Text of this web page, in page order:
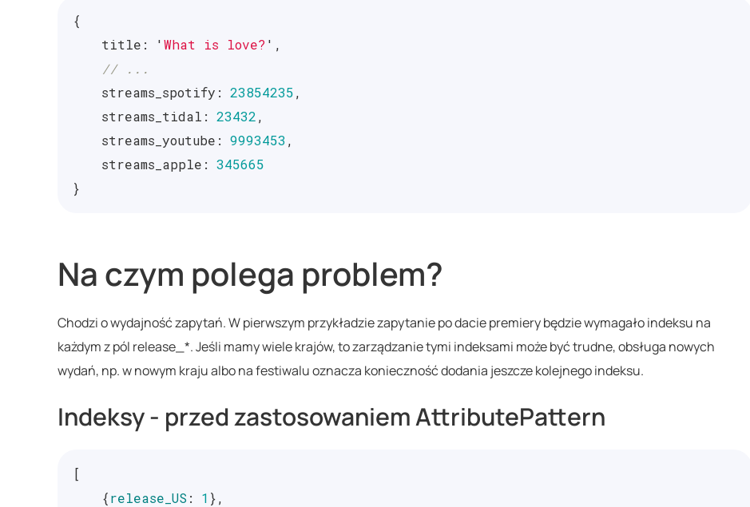
{
title : 'What is love? ' ,
// ...
streams_spotify : 23854235,
streams_tidal : 23432,
streams_youtube : 9993453,
streams_apple : 345665
}
Na czym polega problem?
Chodzi o wydajność zapytań. W pierwszym przykładzie zapytanie po dacie premiery będzie wymagało indeksu na
każdym z pól release_*. Jeśli mamy wiele krajów, to zarządzanie tymi indeksami może być trudne, obsługa nowych
wydań, np. w nowym kraju albo na festiwalu oznacza konieczność dodania jeszcze kolejnego indeksu.
Indeksy - przed zastosowaniem AttributePattern
[
{release_US : 1 },